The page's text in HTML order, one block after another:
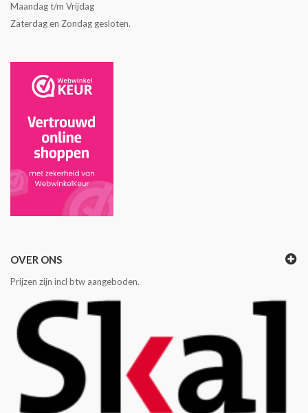
Maandag t/m Vrijdag
Zaterdag en Zondag gesloten.
OVER ONS
Prijzen zijn incl btw aangeboden.